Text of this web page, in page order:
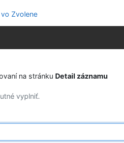
na stránku Detail záznamu
vyplniť.